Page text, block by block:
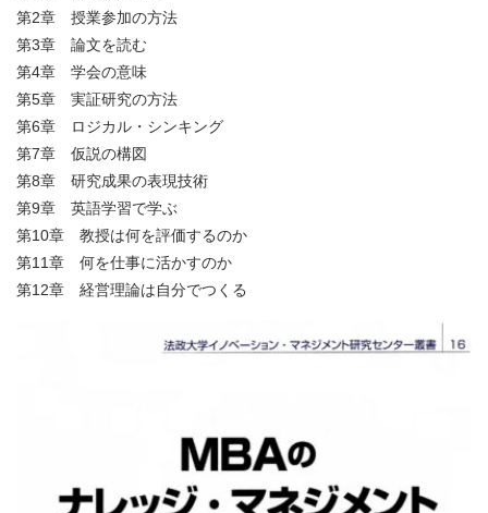
第2章 授業参加の方法
第3章 論文を読む
第4章 学会の意味
第5章 実証研究の方法
第6章 ロジカル・シンキング
第7章 仮説の構図
第8章 研究成果の表現技術
第9章 英語学習で学ぶ
第10章 教授は何を評価するのか
第11章 何を仕事に活かすのか
第12章 経営理論は自分でつくる